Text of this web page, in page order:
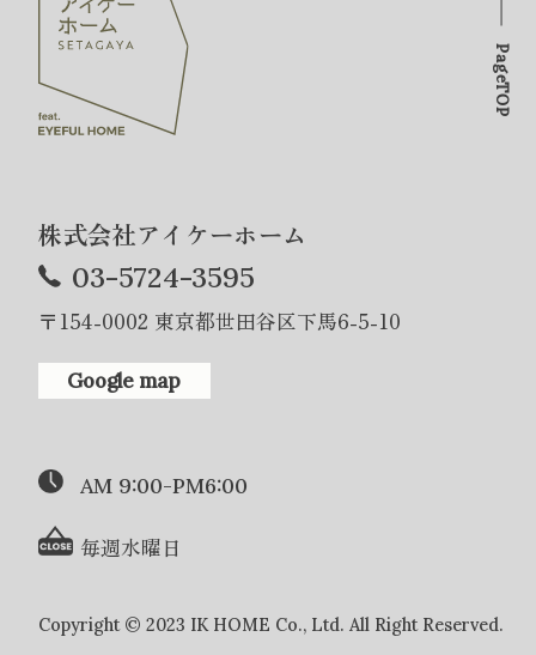
株式会社アイケーホーム
03-5724-3595
〒154-0002 東京都世田谷区下馬6-5-10
Google map
AM 9:00-PM6:00
毎週水曜日
Copyright © 2023 IK HOME Co., Ltd. All Right Reserved.
PageTOP